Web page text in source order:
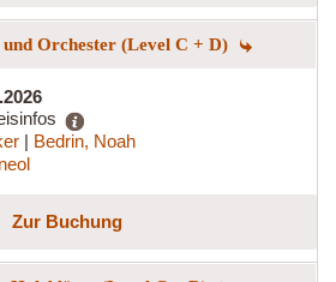
und Orchester (Level C + D)
| Bedrin, Noah
Zur Buchung